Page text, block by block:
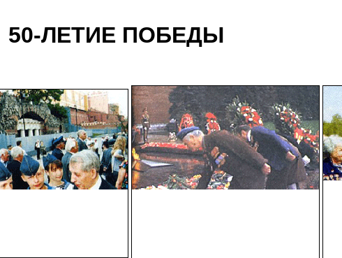
50-ЛЕТИЕ ПОБЕДЫ